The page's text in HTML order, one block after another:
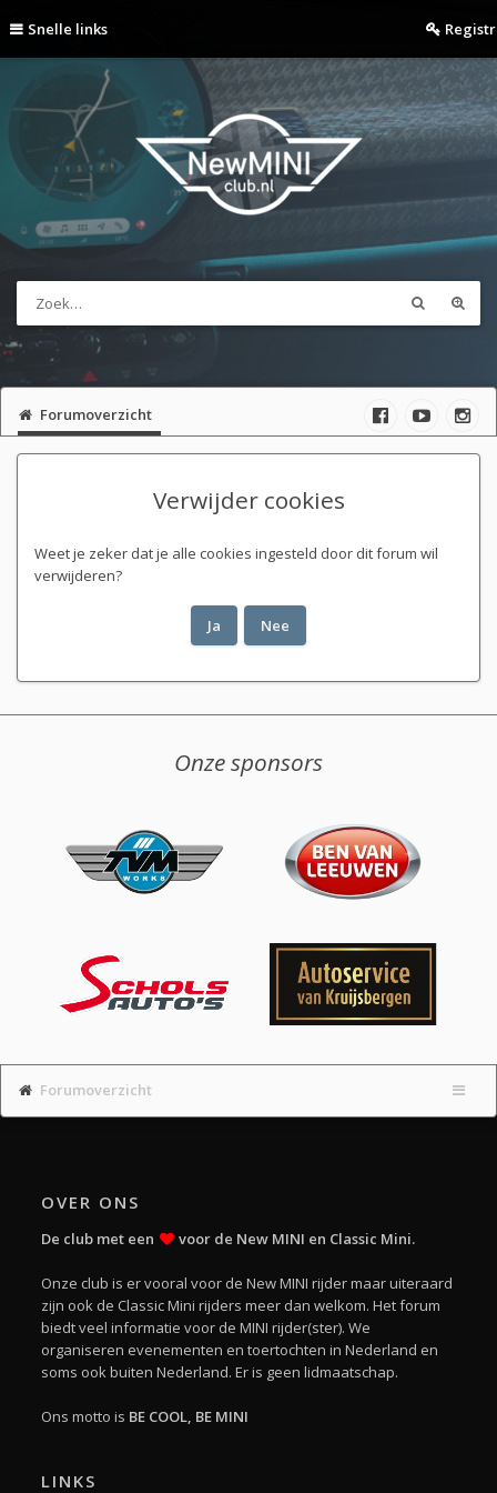
Snelle links
Forumoverzicht
Verwijder cookies
Weet je zeker dat je alle cookies ingesteld door dit forum wil
verwijderen?
Onze sponsors
Forumoverzicht
OVER ONS
De club met een voor de New MINI en Classic Mini.
Onze club is er vooral voor de New MINI rijder maar uiteraard
zijn ook de Classic Mini rijders meer dan welkom. Het forum
biedt veel informatie voor de MINI rijder(ster). We
organiseren evenementen en toertochten in Nederland en
soms ook buiten Nederland. Er is geen lidmaatschap.
Ons motto is BE COOL, BE MINI
LINKS